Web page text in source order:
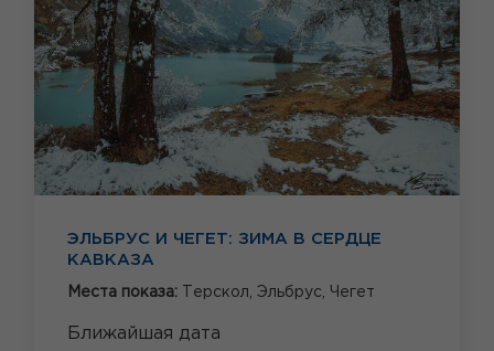
ЭЛЬБРУС И ЧЕГЕТ: ЗИМА В СЕРДЦЕ
КАВКАЗА
Места показа: Терскол, Эльбрус, Чегет
Ближайшая дата